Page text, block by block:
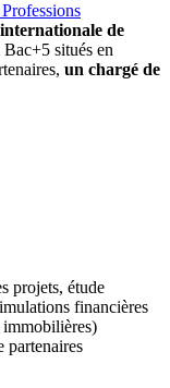
de
situés en
un chargé de
projets, étude
financières
immobilières)
partenaires